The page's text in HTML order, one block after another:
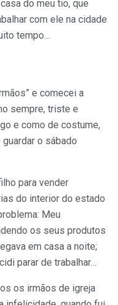
do meu tio, que
com ele na cidade
tempo…
e comecei a
sempre, triste e
e como de costume,
o sábado
para vender
do interior do estado
Meu
os seus produtos
em casa a noite;
parar de trabalhar…
os irmãos de igreja